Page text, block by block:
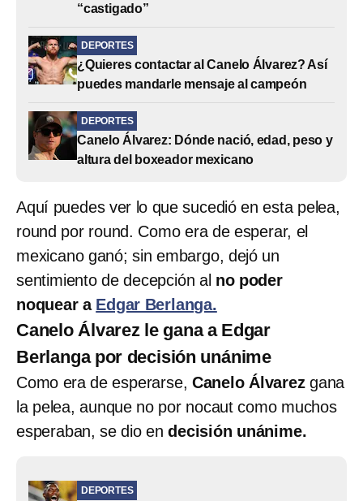
“castigado”
DEPORTES
¿Quieres contactar al Canelo Álvarez? Así
puedes mandarle mensaje al campeón
DEPORTES
Canelo Álvarez: Dónde nació, edad, peso y
altura del boxeador mexicano
Aquí puedes ver lo que sucedió en esta pelea,
round por round. Como era de esperar, el
mexicano ganó; sin embargo, dejó un
sentimiento de decepción al no poder
noquear a Edgar Berlanga.
Canelo Álvarez le gana a Edgar
Berlanga por decisión unánime
Como era de esperarse, Canelo Álvarezgana
la pelea, aunque no por nocaut como muchos
esperaban, se dio endecisión unánime.
DEPORTES